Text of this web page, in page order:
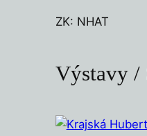
ZK: NHAT
Výstavy /